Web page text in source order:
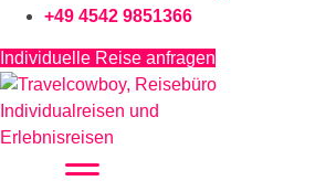
+49 4542 9851366
Individuelle Reise anfragen